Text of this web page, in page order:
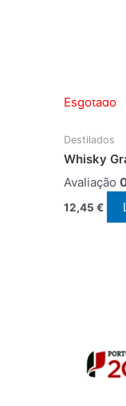
Esgotado
Destilados
Whisky
Avaliação
12,45 €